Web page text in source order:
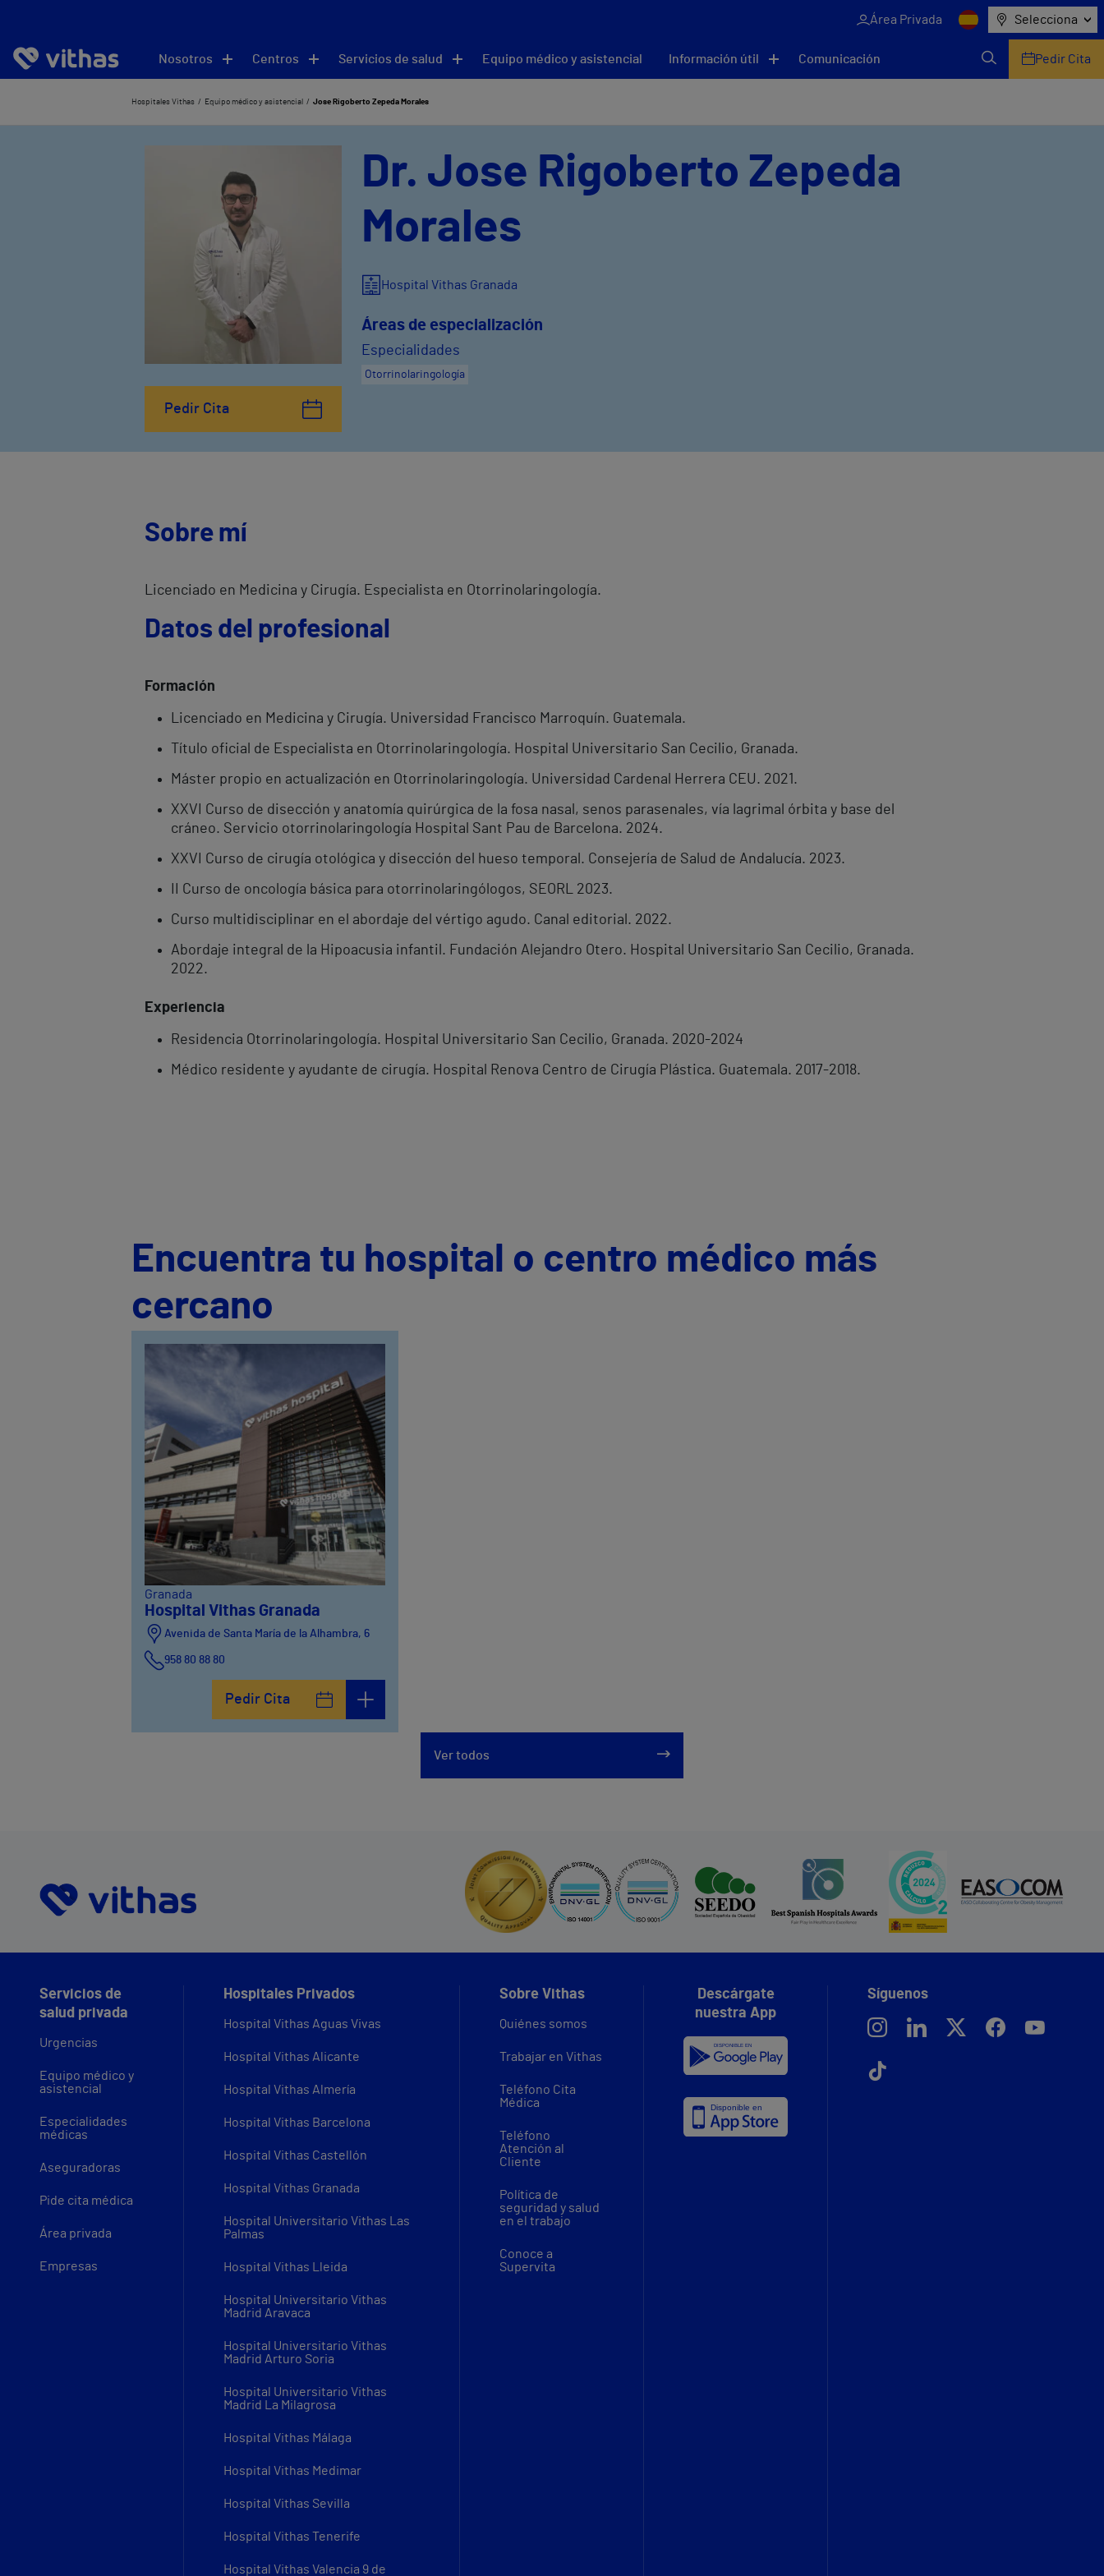
Área Privada Selecciona
Nosotros Centros Servicios de salud Equipo médico y asistencial Información útil Comunicación Pedir Cita
Hospitales Vithas Equipo médico y asistencial Jose Rigoberto Zepeda Morales
Pedir Cita
Dr. Jose Rigoberto Zepeda
Morales
Hospital Vithas Granada
Áreas de especialización
Especialidades
Otorrinolaringología
Sobre mí
Licenciado en Medicina y Cirugía. Especialista en Otorrinolaringología.
Datos del profesional
Formación
Licenciado en Medicina y Cirugía. Universidad Francisco Marroquín. Guatemala.
Título oficial de Especialista en Otorrinolaringología. Hospital Universitario San Cecilio, Granada.
Máster propio en actualización en Otorrinolaringología. Universidad Cardenal Herrera CEU. 2021.
XXVI Curso de disección y anatomía quirúrgica de la fosa nasal, senos parasenales, vía lagrimal órbita y base del
cráneo. Servicio otorrinolaringología Hospital Sant Pau de Barcelona. 2024.
XXVI Curso de cirugía otológica y disección del hueso temporal. Consejería de Salud de Andalucía. 2023.
II Curso de oncología básica para otorrinolaringólogos, SEORL 2023.
Curso multidisciplinar en el abordaje del vértigo agudo. Canal editorial. 2022.
Abordaje integral de la Hipoacusia infantil. Fundación Alejandro Otero. Hospital Universitario San Cecilio, Granada.
2022.
Experiencia
Residencia Otorrinolaringología. Hospital Universitario San Cecilio, Granada. 2020-2024
Médico residente y ayudante de cirugía. Hospital Renova Centro de Cirugía Plástica. Guatemala. 2017-2018.
Encuentra tu hospital o centro médico más
cercano
Granada
Hospital Vithas Granada
Avenida de Santa María de la Alhambra, 6
958 80 88 80
Pedir Cita
Ver todos
Servicios de
salud privada
Urgencias
Equipo médico y
asistencial
Especialidades
médicas
Aseguradoras
Pide cita médica
Área privada
Empresas
Hospitales Privados
Hospital Vithas Aguas Vivas
Hospital Vithas Alicante
Hospital Vithas Almería
Hospital Vithas Barcelona
Hospital Vithas Castellón
Hospital Vithas Granada
Hospital Universitario Vithas Las
Palmas
Hospital Vithas Lleida
Hospital Universitario Vithas
Madrid Aravaca
Hospital Universitario Vithas
Madrid Arturo Soria
Hospital Universitario Vithas
Madrid La Milagrosa
Hospital Vithas Málaga
Hospital Vithas Medimar
Hospital Vithas Sevilla
Hospital Vithas Tenerife
Hospital Vithas Valencia 9 de
Sobre Vithas
Quiénes somos
Trabajar en Vithas
Teléfono Cita
Médica
Teléfono
Atención al
Cliente
Política de
seguridad y salud
en el trabajo
Conoce a
Supervita
Descárgate
nuestra App
Síguenos